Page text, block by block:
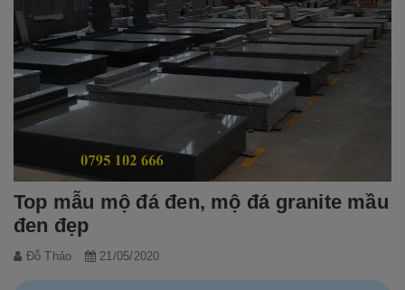
Top mẫu mộ đá đen, mộ đá granite mầu
đen đẹp
Đỗ Thảo 21/05/2020